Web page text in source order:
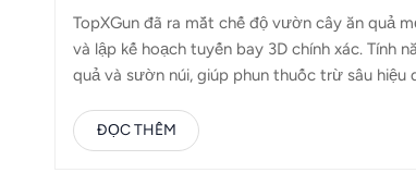
TopXGun đã ra mắt chế độ vườn cây ăn quả
và lập kế hoạch tuyến bay 3D chính xác.
quả và sườn núi, giúp phun thuốc trừ sâu hiệu
cây đều được phun thuốc đều và giảm các
tuyến đường chính xácSử dụng thiết bị
ĐỌC THÊM